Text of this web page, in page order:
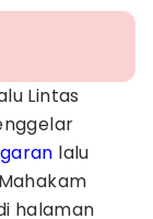
Lintas
lalu
halaman